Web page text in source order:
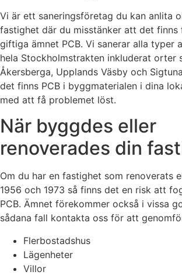
Vi är ett saneringsföretag du kan anlita
fastighet där du misstänker att det
giftiga ämnet PCB. Vi sanerar alla typer
hela Stockholmstrakten inkluderat orter
Åkersberga, Upplands Väsby och
det finns PCB i byggmaterialen i dina
med att få problemet löst.
När byggdes eller
renoverades din
Om du har en fastighet som renoverats
1956 och 1973 så finns det en risk att
PCB. Ämnet förekommer också i vissa
sådana fall kontakta oss för att
Flerbostadshus
Lägenheter
Villor